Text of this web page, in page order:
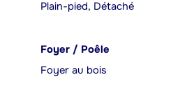
Plain-pied, Détaché
Foyer / Poêle
Foyer au bois